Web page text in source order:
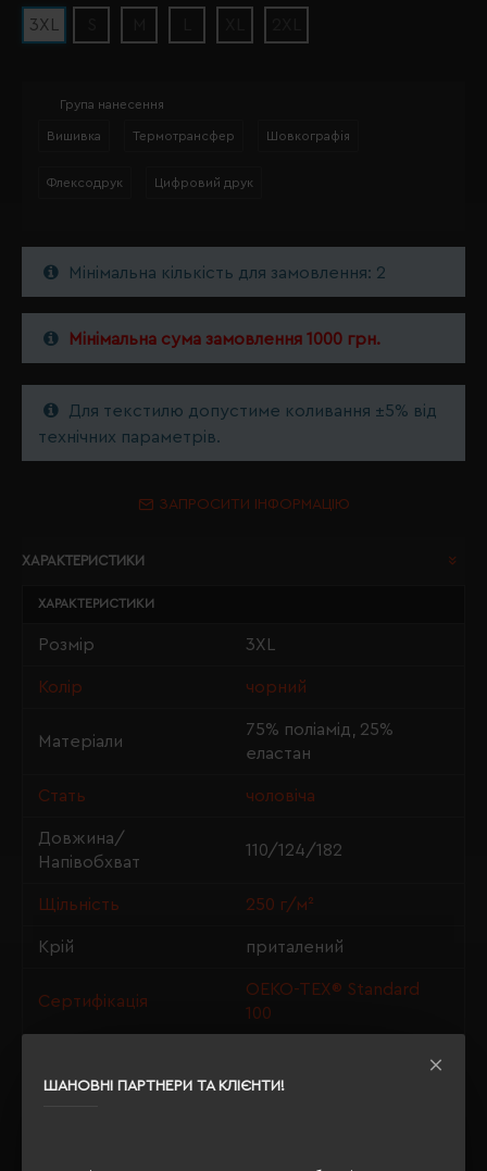
ШАНОВНІ ПАРТНЕРИ ТА КЛІЄНТИ!
3XL
Група нанесення
Вишивка Термотрансфер Шовкографія
Флексодрук Цифровий друк
Мінімальна кількість для замовлення: 2
Мінімальна сума замовлення 1000 грн.
Для текстилю допустиме коливання ±5% від
технічних параметрів.
ЗАПРОСИТИ ІНФОРМАЦІЮ
ХАРАКТЕРИСТИКИ
ХАРАКТЕРИСТИКИ
Розмір 3XL
Колір чорний
Матеріали
75% поліамід, 25%
еластан
Стать чоловіча
Довжина/
Напівобхват
110/124/182
Щільність 250 г/м²
Крій приталений
Сертифікація
OEKO-TEX® Standard
100